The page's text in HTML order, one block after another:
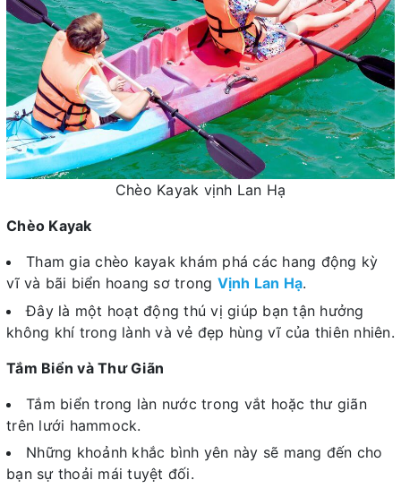
Chèo Kayak vịnh Lan Hạ
Chèo Kayak
Tham gia chèo kayak khám phá các hang động kỳ
vĩ và bãi biển hoang sơ trong Vịnh Lan Hạ.
Đây là một hoạt động thú vị giúp bạn tận hưởng
không khí trong lành và vẻ đẹp hùng vĩ của thiên nhiên.
Tắm Biển và Thư Giãn
Tắm biển trong làn nước trong vắt hoặc thư giãn
trên lưới hammock.
Những khoảnh khắc bình yên này sẽ mang đến cho
bạn sự thoải mái tuyệt đối.